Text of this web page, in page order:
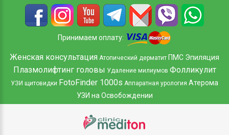
Принимаем оплату:
Женская консультация Атопический дерматит ПМС Эпиляция
Плазмолифтинг головы Удаление милиумов Фолликулит
УЗИ щитовидки FotoFinder 1000s Аппаратная урология Атерома
УЗИ на Освобождении